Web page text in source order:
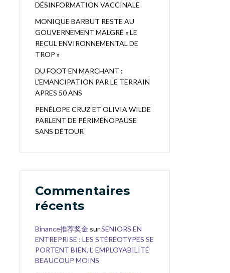
DÉSINFORMATION VACCINALE
MONIQUE BARBUT RESTE AU
GOUVERNEMENT MALGRÉ « LE
RECUL ENVIRONNEMENTAL DE
TROP »
DU FOOT EN MARCHANT :
L’EMANCIPATION PAR LE TERRAIN
APRES 50 ANS
PENÉLOPE CRUZ ET OLIVIA WILDE
PARLENT DE PÉRIMÉNOPAUSE
SANS DÉTOUR
Commentaires
récents
Binance推荐奖金 surSENIORS EN
ENTREPRISE : LES STÉRÉOTYPES SE
PORTENT BIEN, L’ EMPLOYABILITÉ
BEAUCOUP MOINS